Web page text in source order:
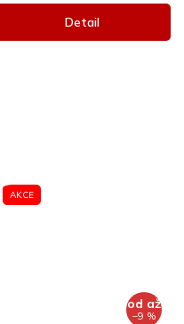
Detail
AKCE
od až
–9 %